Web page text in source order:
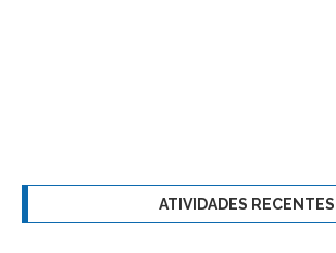
ATIVIDADES RECENTES